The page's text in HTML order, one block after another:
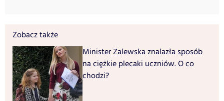
Zobacz także
Minister Zalewska znalazła sposób
na ciężkie plecaki uczniów. O co
chodzi?